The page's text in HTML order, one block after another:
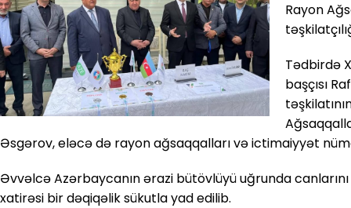
Rayon
Tədbirdə
başçısı
Əsgərov, eləcə də rayon ağsaqqalları və ictimaiyyət
Əvvəlcə Azərbaycanın ərazi bütövlüyü uğrunda
xatirəsi bir dəqiqəlik sükutla yad edilib.